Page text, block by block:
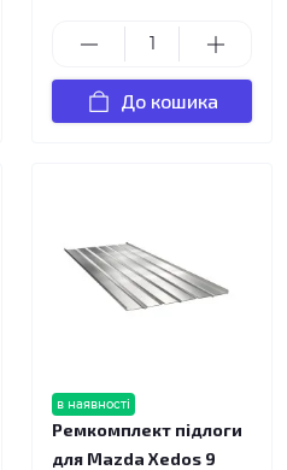
До кошика
в наявності
Ремкомплект підлоги
для Mazda Xedos 9